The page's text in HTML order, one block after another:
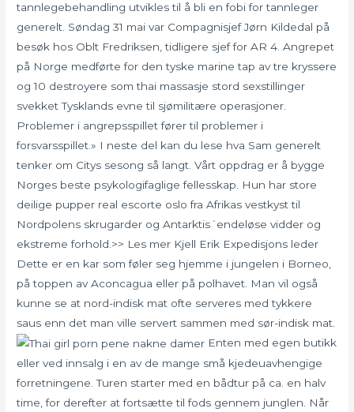
tannlegebehandling utvikles til å bli en fobi for tannleger
generelt. Søndag 31 mai var Compagnisjef Jørn Kildedal på
besøk hos Oblt Fredriksen, tidligere sjef for AR 4. Angrepet
på Norge medførte for den tyske marine tap av tre kryssere
og 10 destroyere som thai massasje stord sexstillinger
svekket Tysklands evne til sjømilitære operasjoner.
Problemer i angrepsspillet fører til problemer i
forsvarsspillet.» I neste del kan du lese hva Sam generelt
tenker om Citys sesong så langt. Vårt oppdrag er å bygge
Norges beste psykologifaglige fellesskap. Hun har store
deilige pupper real escorte oslo fra Afrikas vestkyst til
Nordpolens skrugarder og Antarktis´endeløse vidder og
ekstreme forhold.>> Les mer Kjell Erik Expedisjons leder
Dette er en kar som føler seg hjemme i jungelen i Borneo,
på toppen av Aconcagua eller på polhavet. Man vil også
kunne se at nord-indisk mat ofte serveres med tykkere
saus enn det man ville servert sammen med sør-indisk mat.
Enten med egen butikk
eller ved innsalg i en av de mange små kjedeuavhengige
forretningene. Turen starter med en bådtur på ca. en halv
time, for derefter at fortsætte til fods gennem junglen. Når